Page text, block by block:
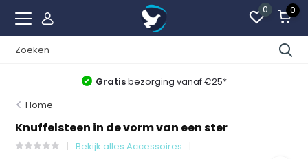
0 0
Gratisbezorging vanaf €25*
Home
Knuffelsteen in de vorm van een ster
Bekijk alles Accessoires